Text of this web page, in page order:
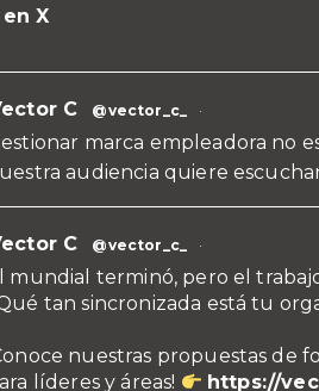
X
C @vector_c_ ·
marca empleadora no
audiencia quiere
C @vector_c_ ·
mundial terminó, pero el
tan sincronizada está tu
nuestras propuestas de
líderes y áreas!
https://